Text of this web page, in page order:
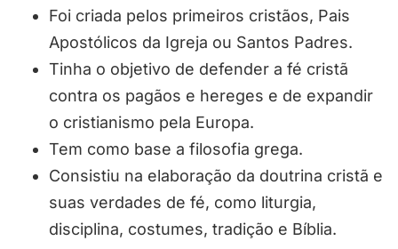
Foi criada pelos primeiros cristãos, Pais
Apostólicos da Igreja ou Santos Padres.
Tinha o objetivo de defender a fé cristã
contra os pagãos e hereges e de expandir
o cristianismo pela Europa.
Tem como base a filosofia grega.
Consistiu na elaboração da doutrina cristã e
suas verdades de fé, como liturgia,
disciplina, costumes, tradição e Bíblia.